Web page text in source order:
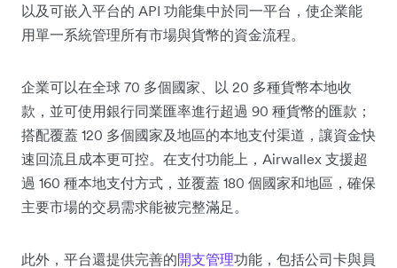
以及可嵌入平台的 API 功能集中於同一平台，使企業能
用單一系統管理所有市場與貨幣的資金流程。
企業可以在全球 70 多個國家、以 20 多種貨幣本地收
款，並可使用銀行同業匯率進行超過 90 種貨幣的匯款；
搭配覆蓋 120 多個國家及地區的本地支付渠道，讓資金快
速回流且成本更可控。在支付功能上，Airwallex 支援超
過 160 種本地支付方式，並覆蓋 180 個國家和地區，確保
主要市場的交易需求能被完整滿足。
此外，平台還提供完善的開支管理功能，包括公司卡與員